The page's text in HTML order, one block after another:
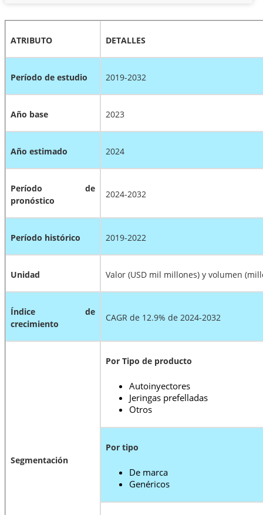
ATRIBUTO DETALLES
Período de estudio 2019-2032
Año base 2023
Año estimado 2024
Período de
pronóstico
2024-2032
Período histórico 2019-2022
Unidad Valor (USD mil millones) y volumen
Índice de
crecimiento
CAGR de 12.9% de 2024-2032
Segmentación
Por Tipo de producto
Autoinyectores
Jeringas prefelladas
Otros
Por tipo
De marca
Genéricos